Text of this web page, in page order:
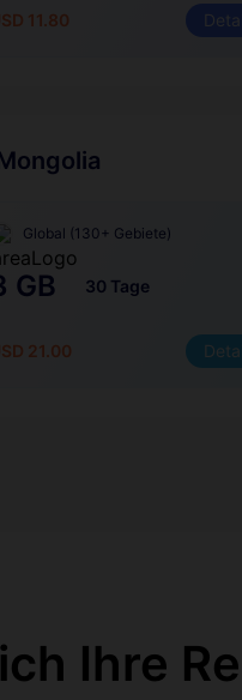
11.80
Global (130+ Gebiete)
GB 30 Tage
21.00
Ihre